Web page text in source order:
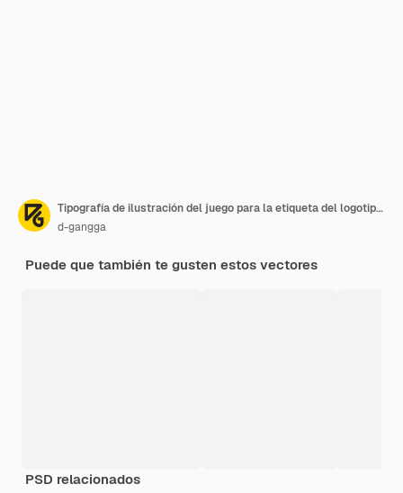
Tipografía de ilustración del juego para la etiqueta del logotipo del cartel de la camiseta o la mercancía de la ropa
d-gangga
Puede que también te gusten estos vectores
PSD relacionados